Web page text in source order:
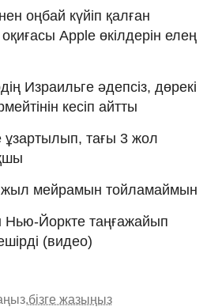
оңбай күйіп қалған
Apple өкілдерін елең
Израильге әдепсіз, дөрекі
кесіп айтты
тағы 3 жол
жыл мейрамын тойламаймын
Нью-Йоркте таңғажайып
(видео)
бізге жазыңыз